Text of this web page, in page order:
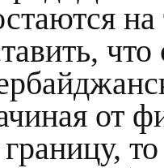
от